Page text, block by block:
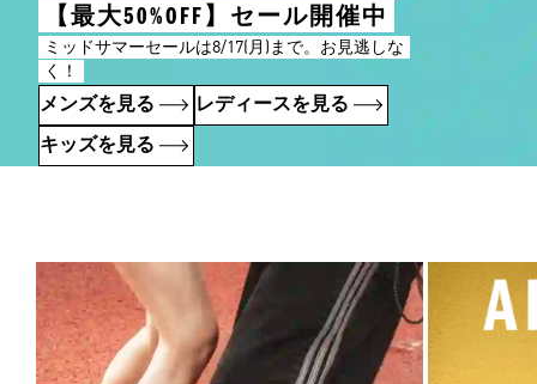
【最大50%OFF】セール開催中
ミッドサマーセールは8/17(月)まで。お見逃しな
く！
メンズを見る レディースを見る
キッズを見る